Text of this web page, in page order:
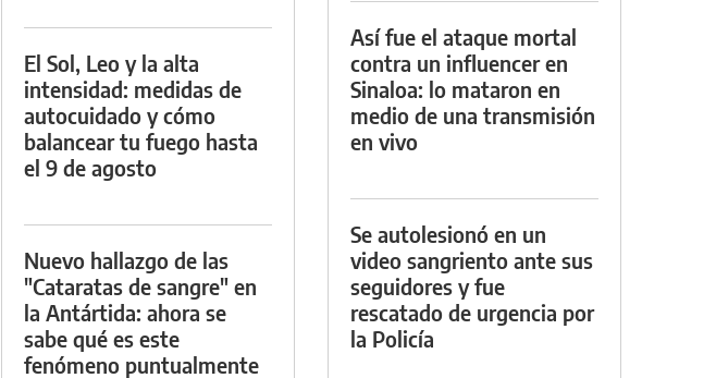
El Sol, Leo y la alta
intensidad: medidas de
autocuidado y cómo
balancear tu fuego hasta
el 9 de agosto
Nuevo hallazgo de las
"Cataratas de sangre" en
la Antártida: ahora se
sabe qué es este
fenómeno puntualmente
Así fue el ataque mortal
contra un influencer en
Sinaloa: lo mataron en
medio de una transmisión
en vivo
Se autolesionó en un
video sangriento ante sus
seguidores y fue
rescatado de urgencia por
la Policía